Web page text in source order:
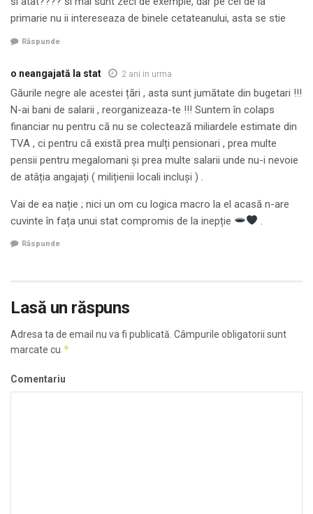
primarie nu ii intereseaza de binele cetateanului, asta se stie
Răspunde
o neangajată la stat 2 ani in urma
Găurile negre ale acestei țări , asta sunt jumătate din bugetari !!!
N-ai bani de salarii , reorganizeaza-te !!! Suntem în colaps
financiar nu pentru că nu se colectează miliardele estimate din
TVA , ci pentru că există prea mulți pensionari , prea multe
pensii pentru megalomani și prea multe salarii unde nu-i nevoie
de atâția angajați ( milițienii locali incluși ) .
Vai de ea nație ; nici un om cu logica macro la el acasă n-are
cuvinte în fața unui stat compromis de la inepție
.
Răspunde
Lasă un răspuns
Adresa ta de email nu va fi publicată. Câmpurile obligatorii sunt
marcate cu *
Comentariu